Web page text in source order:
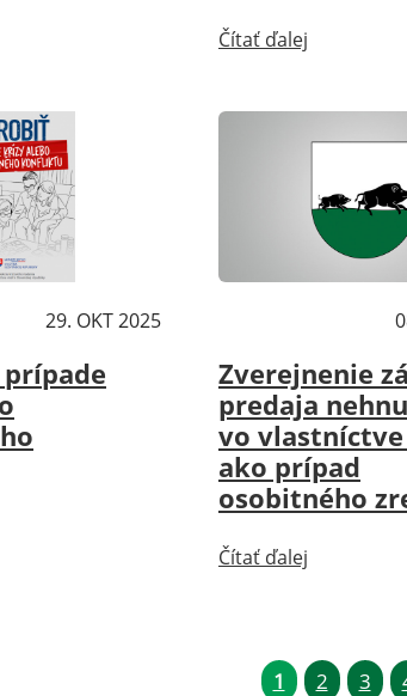
Čítať ďalej
29. OKT 2025
Zverejnenie
predaja
vo vlastníctve
ako prípad
osobitného
Čítať ďalej
1 2 3